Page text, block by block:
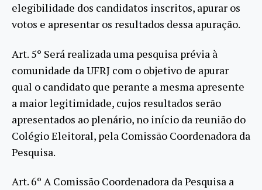
elegibilidade dos candidatos inscritos, apurar os
votos e apresentar os resultados dessa apuração.
Art. 5º Será realizada uma pesquisa prévia à
comunidade da UFRJ com o objetivo de apurar
qual o candidato que perante a mesma apresente
a maior legitimidade, cujos resultados serão
apresentados ao plenário, no início da reunião do
Colégio Eleitoral, pela Comissão Coordenadora da
Pesquisa.
Art. 6º A Comissão Coordenadora da Pesquisa a